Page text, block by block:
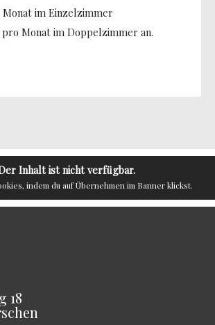
im Einzelzimmer
Monat im Doppelzimmer an.
Inhalt ist nicht verfügbar.
indem du auf Übernehmen im Banner klickst.
18